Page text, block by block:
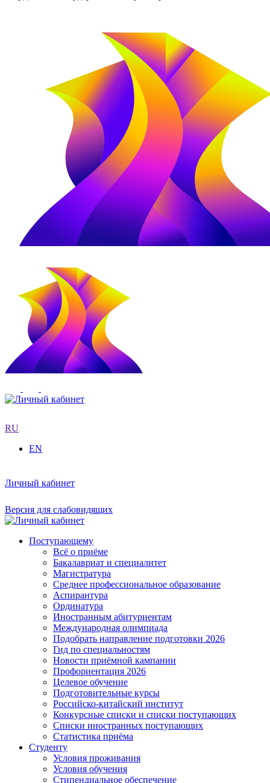
RU
EN
Личный кабинет
Версия для слабовидящих
Поступающему
Всё о приёме
Бакалавриат и специалитет
Магистратура
Среднее профессиональное образование
Аспирантура
Ординатура
Иностранным абитуриентам
Международная олимпиада
Подобрать направление подготовки 2026
Гид по специальностям
Новости приёмной кампании
Профориентация 2026
Целевое обучение
Подготовительные курсы
Российско-китайский институт
Конкурсные списки и списки поступающих
Списки иностранных поступающих
Статистика приёма
Студенту
Условия проживания
Условия обучения
Стипендиальное обеспечение